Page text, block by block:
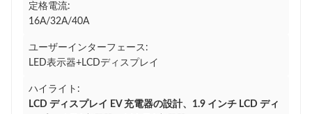
定格電流:
16A/32A/40A
ユーザーインターフェース:
LED表示器+LCDディスプレイ
ハイライト:
LCD ディスプレイ EV 充電器の設計、1.9 インチ LCD ディ